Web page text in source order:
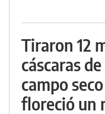
Tiraron 12
cáscaras
campo
floreció un